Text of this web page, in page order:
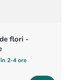
flori -
2-4 ore